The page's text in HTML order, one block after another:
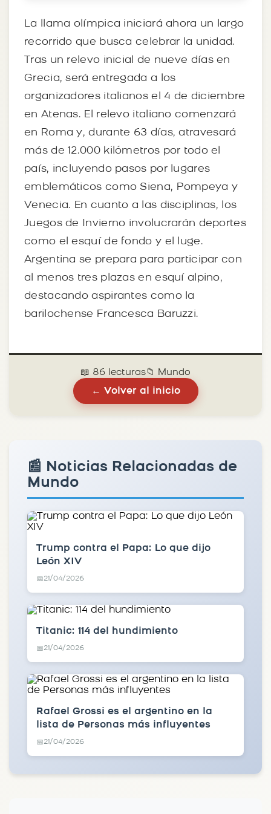
La llama olímpica iniciará ahora un largo
recorrido que busca celebrar la unidad.
Tras un relevo inicial de nueve días en
Grecia, será entregada a los
organizadores italianos el 4 de diciembre
en Atenas. El relevo italiano comenzará
en Roma y, durante 63 días, atravesará
más de 12.000 kilómetros por todo el
país, incluyendo pasos por lugares
emblemáticos como Siena, Pompeya y
Venecia. En cuanto a las disciplinas, los
Juegos de Invierno involucrarán deportes
como el esquí de fondo y el luge.
Argentina se prepara para participar con
al menos tres plazas en esquí alpino,
destacando aspirantes como la
barilochense Francesca Baruzzi.
📖 86 lecturas📁 Mundo
← Volver al inicio
📰 Noticias Relacionadas de
Mundo
Trump contra el Papa: Lo que dijo
León XIV
📅21/04/2026
Titanic: 114 del hundimiento
📅21/04/2026
Rafael Grossi es el argentino en la
lista de Personas más influyentes
📅21/04/2026